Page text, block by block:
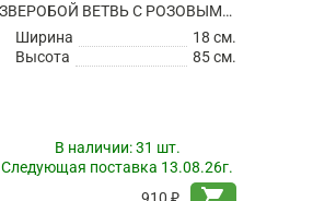
ЗВЕРОБОЙ ВЕТВЬ С РОЗОВЫМИ ЦВЕТАМИ ИСКУССТВЕННЫЙ
Ширина
18 см.
Высота
85 см.
В наличии:31 шт.
Следующая поставка 13.08.26г.
910 ₽